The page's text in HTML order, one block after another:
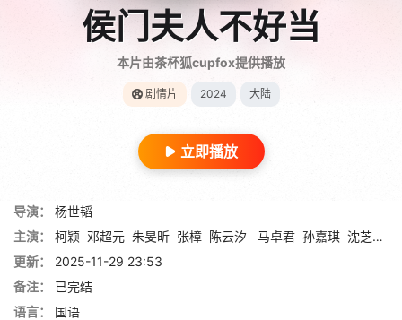
侯门夫人不好当
本片由茶杯狐cupfox提供播放
剧情片 2024 大陆
立即播放
导演：
杨世韬
主演：
柯颖 邓超元 朱旻昕 张樟 陈云汐 马卓君 孙嘉琪 沈芝羿
更新：
2025-11-29 23:53
备注：
已完结
语言：
国语